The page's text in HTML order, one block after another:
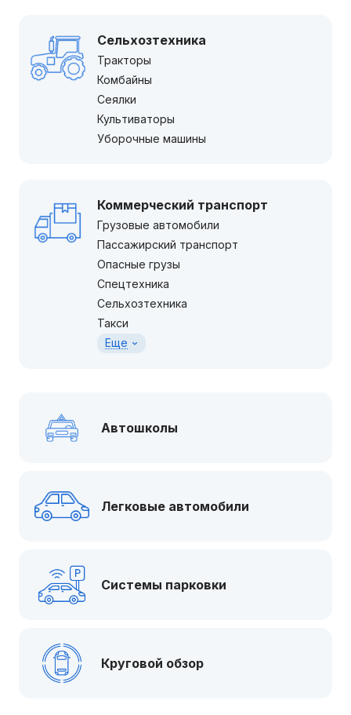
Сельхозтехника
Тракторы
Комбайны
Сеялки
Культиваторы
Уборочные машины
Коммерческий транспорт
Грузовые автомобили
Пассажирский транспорт
Опасные грузы
Спецтехника
Сельхозтехника
Такси
Еще
Автошколы
Легковые автомобили
Системы парковки
Круговой обзор